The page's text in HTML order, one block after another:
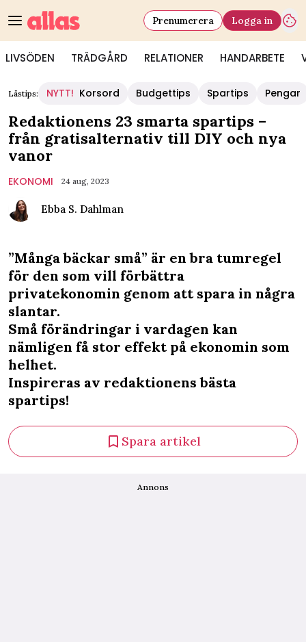
LIVSÖDEN TRÄDGÅRD RELATIONER HANDARBETE
Prenumerera Logga in
Lästips: NYTT! Korsord Budgettips Spartips Pengar
Redaktionens 23 smarta spartips –
från gratisalternativ till DIY och nya
vanor
EKONOMI 24 aug, 2023
Ebba S. Dahlman
”Många bäckar små” är en bra tumregel
för den som vill förbättra
privatekonomin genom att spara in några
slantar.
Små förändringar i vardagen kan
nämligen få stor effekt på ekonomin som
helhet.
Inspireras av redaktionens bästa
spartips!
Spara artikel
Annons